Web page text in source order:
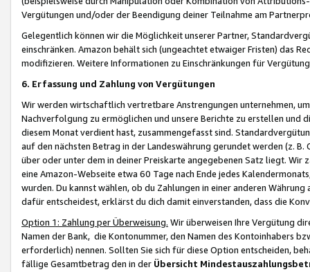
Vergütungen und/oder der Beendigung deiner Teilnahme am
Gelegentlich können wir die Möglichkeit unserer Partner,
einschränken. Amazon behält sich (ungeachtet etwaiger Fristen) das
modifizieren. Weitere Informationen zu Einschränkungen für
6. Erfassung und Zahlung von Vergütungen
Wir werden wirtschaftlich vertretbare Anstrengungen unternehmen,
Nachverfolgung zu ermöglichen und unsere Berichte zu erstellen und
diesem Monat verdient hast, zusammengefasst sind.
auf den nächsten Betrag in der Landeswährung gerundet werden (z.
über oder unter dem in deiner Preiskarte angegebenen Satz liegt.
eine Amazon-Webseite etwa 60 Tage nach Ende jedes
wurden. Du kannst wählen, ob du Zahlungen in einer anderen
dafür entscheidest, erklärst du dich damit einverstanden, dass die
Option 1: Zahlung per Überweisung. Wir überweisen Ihre Vergütung
Namen der Bank, die Kontonummer, den Namen des Kontoinhabers
erforderlich) nennen. Sollten Sie sich für diese Option entscheiden,
fällige Gesamtbetrag den in der Übersicht